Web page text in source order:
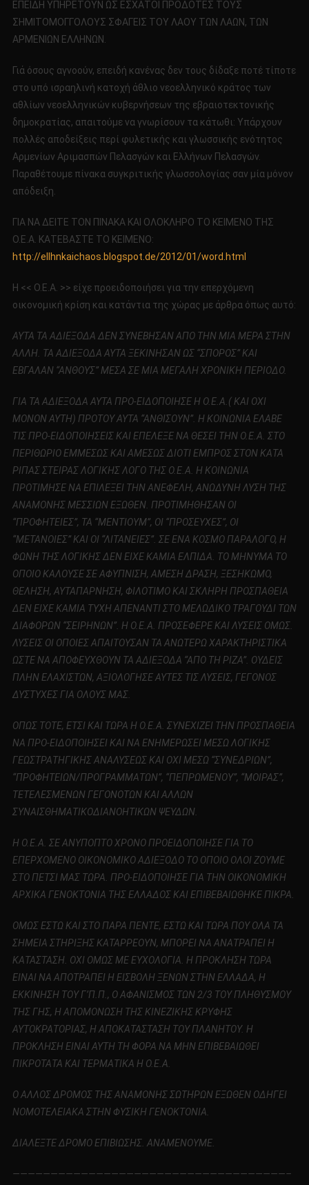
ΕΠΕΙΔΗ ΥΠΗΡΕΤΟΥΝ ΩΣ ΕΣΧΑΤΟΙ ΠΡΟΔΟΤΕΣ ΤΟΥΣ
ΣΗΜΙΤΟΜΟΓΓΟΛΟΥΣ ΣΦΑΓΕΙΣ ΤΟΥ ΛΑΟΥ ΤΩΝ ΛΑΩΝ, ΤΩΝ
ΑΡΜΕΝΙΩΝ ΕΛΛΗΝΩΝ.
Γιά όσους αγνοούν, επειδή κανένας δεν τους δίδαξε ποτέ τίποτε
στο υπό ισραηλινή κατοχή άθλιο νεοελληνικό κράτος των
αθλίων νεοελληνικών κυβερνήσεων της εβραιοτεκτονικής
δημοκρατίας, απαιτούμε να γνωρίσουν τα κάτωθι: Υπάρχουν
πολλές αποδείξεις περί φυλετικής και γλωσσικής ενότητος
Αρμενίων Αριμασπών Πελασγών και Ελλήνων Πελασγών.
Παραθέτουμε πίνακα συγκριτικής γλωσσολογίας σαν μία μόνον
απόδειξη.
ΓΙΑ ΝΑ ΔΕΙΤΕ ΤΟΝ ΠΙΝΑΚΑ ΚΑΙ ΟΛΟΚΛΗΡΟ ΤΟ ΚΕΙΜΕΝΟ ΤΗΣ
Ο.Ε.Α. ΚΑΤΕΒΑΣΤΕ ΤΟ ΚΕΙΜΕΝΟ:
http://ellhnkaichaos.blogspot.de/2012/01/word.html
Η << Ο.Ε.Α. >> είχε προειδοποιήσει για την επερχόμενη
οικονομική κρίση και κατάντια της χώρας με άρθρα όπως αυτό:
ΑΥΤΑ ΤΑ ΑΔΙΕΞΟΔΑ ΔΕΝ ΣΥΝΕΒΗΣΑΝ ΑΠΟ ΤΗΝ ΜΙΑ ΜΕΡΑ ΣΤΗΝ
ΑΛΛΗ. ΤΑ ΑΔΙΕΞΟΔΑ ΑΥΤΑ ΞΕΚΙΝΗΣΑΝ ΩΣ “ΣΠΟΡΟΣ” ΚΑΙ
ΕΒΓΑΛΑΝ “ΑΝΘΟΥΣ” ΜΕΣΑ ΣΕ ΜΙΑ ΜΕΓΑΛΗ ΧΡΟΝΙΚΗ ΠΕΡΙΟΔΟ.
ΓΙΑ ΤΑ ΑΔΙΕΞΟΔΑ ΑΥΤΑ ΠΡΟ-ΕΙΔΟΠΟΙΗΣΕ Η Ο.Ε.Α.( ΚΑΙ ΟΧΙ
ΜΟΝΟΝ ΑΥΤΗ) ΠΡΟΤΟΥ ΑΥΤΑ “ΑΝΘΙΣΟΥΝ”. Η ΚΟΙΝΩΝΙΑ ΕΛΑΒΕ
ΤΙΣ ΠΡΟ-ΕΙΔΟΠΟΙΗΣΕΙΣ ΚΑΙ ΕΠΕΛΕΞΕ ΝΑ ΘΕΣΕΙ ΤΗΝ Ο.Ε.Α. ΣΤΟ
ΠΕΡΙΘΩΡΙΟ ΕΜΜΕΣΩΣ ΚΑΙ ΑΜΕΣΩΣ ΔΙΟΤΙ ΕΜΠΡΟΣ ΣΤΟΝ ΚΑΤΑ
ΡΙΠΑΣ ΣΤΕΙΡΑΣ ΛΟΓΙΚΗΣ ΛΟΓΟ ΤΗΣ Ο.Ε.Α. Η ΚΟΙΝΩΝΙΑ
ΠΡΟΤΙΜΗΣΕ ΝΑ ΕΠΙΛΕΞΕΙ ΤΗΝ ΑΝΕΦΕΛΗ, ΑΝΩΔΥΝΗ ΛΥΣΗ ΤΗΣ
ΑΝΑΜΟΝΗΣ ΜΕΣΣΙΩΝ ΕΞΩΘΕΝ. ΠΡΟΤΙΜΗΘΗΣΑΝ ΟΙ
“ΠΡΟΦΗΤΕΙΕΣ”, ΤΑ “ΜΕΝΤΙΟΥΜ”, ΟΙ “ΠΡΟΣΕΥΧΕΣ”, ΟΙ
“ΜΕΤΑΝΟΙΕΣ” ΚΑΙ ΟΙ “ΛΙΤΑΝΕΙΕΣ”. ΣΕ ΕΝΑ ΚΟΣΜΟ ΠΑΡΑΛΟΓΟ, Η
ΦΩΝΗ ΤΗΣ ΛΟΓΙΚΗΣ ΔΕΝ ΕΙΧΕ ΚΑΜΙΑ ΕΛΠΙΔΑ. ΤΟ ΜΗΝΥΜΑ ΤΟ
ΟΠΟΙΟ ΚΑΛΟΥΣΕ ΣΕ ΑΦΥΠΝΙΣΗ, ΑΜΕΣΗ ΔΡΑΣΗ, ΞΕΣΗΚΩΜΟ,
ΘΕΛΗΣΗ, ΑΥΤΑΠΑΡΝΗΣΗ, ΦΙΛΟΤΙΜΟ ΚΑΙ ΣΚΛΗΡΗ ΠΡΟΣΠΑΘΕΙΑ
ΔΕΝ ΕΙΧΕ ΚΑΜΙΑ ΤΥΧΗ ΑΠΕΝΑΝΤΙ ΣΤΟ ΜΕΛΩΔΙΚΟ ΤΡΑΓΟΥΔΙ ΤΩΝ
ΔΙΑΦΟΡΩΝ “ΣΕΙΡΗΝΩΝ”. Η Ο.Ε.Α. ΠΡΟΣΕΦΕΡΕ ΚΑΙ ΛΥΣΕΙΣ ΟΜΩΣ.
ΛΥΣΕΙΣ ΟΙ ΟΠΟΙΕΣ ΑΠΑΙΤΟΥΣΑΝ ΤΑ ΑΝΩΤΕΡΩ ΧΑΡΑΚΤΗΡΙΣΤΙΚΑ
ΩΣΤΕ ΝΑ ΑΠΟΦΕΥΧΘΟΥΝ ΤΑ ΑΔΙΕΞΟΔΑ “ΑΠΟ ΤΗ ΡΙΖΑ”. ΟΥΔΕΙΣ
ΠΛΗΝ ΕΛΑΧΙΣΤΩΝ, ΑΞΙΟΛΟΓΗΣΕ ΑΥΤΕΣ ΤΙΣ ΛΥΣΕΙΣ, ΓΕΓΟΝΟΣ
ΔΥΣΤΥΧΕΣ ΓΙΑ ΟΛΟΥΣ ΜΑΣ.
ΟΠΩΣ ΤΟΤΕ, ΕΤΣΙ ΚΑΙ ΤΩΡΑ Η Ο.Ε.Α. ΣΥΝΕΧΙΖΕΙ ΤΗΝ ΠΡΟΣΠΑΘΕΙΑ
ΝΑ ΠΡΟ-ΕΙΔΟΠΟΙΗΣΕΙ ΚΑΙ ΝΑ ΕΝΗΜΕΡΩΣΕΙ ΜΕΣΩ ΛΟΓΙΚΗΣ
ΓΕΩΣΤΡΑΤΗΓΙΚΗΣ ΑΝΑΛΥΣΕΩΣ ΚΑΙ ΟΧΙ ΜΕΣΩ “ΣΥΝΕΔΡΙΩΝ”,
“ΠΡΟΦΗΤΕΙΩΝ/ΠΡΟΓΡΑΜΜΑΤΩΝ”, “ΠΕΠΡΩΜΕΝΟΥ”, “ΜΟΙΡΑΣ”,
ΤΕΤΕΛΕΣΜΕΝΩΝ ΓΕΓΟΝΟΤΩΝ ΚΑΙ ΑΛΛΩΝ
ΣΥΝΑΙΣΘΗΜΑΤΙΚΟΔΙΑΝΟΗΤΙΚΩΝ ΨΕΥΔΩΝ.
Η Ο.Ε.Α. ΣΕ ΑΝΥΠΟΠΤΟ ΧΡΟΝΟ ΠΡΟΕΙΔΟΠΟΙΗΣΕ ΓΙΑ ΤΟ
ΕΠΕΡΧΟΜΕΝΟ ΟΙΚΟΝΟΜΙΚΟ ΑΔΙΕΞΟΔΟ ΤΟ ΟΠΟΙΟ ΟΛΟΙ ΖΟΥΜΕ
ΣΤΟ ΠΕΤΣΙ ΜΑΣ ΤΩΡΑ. ΠΡΟ-ΕΙΔΟΠΟΙΗΣΕ ΓΙΑ ΤΗΝ ΟΙΚΟΝΟΜΙΚΗ
ΑΡΧΙΚΑ ΓΕΝΟΚΤΟΝΙΑ ΤΗΣ ΕΛΛΑΔΟΣ ΚΑΙ ΕΠΙΒΕΒΑΙΩΘΗΚΕ ΠΙΚΡΑ.
ΟΜΩΣ ΕΣΤΩ ΚΑΙ ΣΤΟ ΠΑΡΑ ΠΕΝΤΕ, ΕΣΤΩ ΚΑΙ ΤΩΡΑ ΠΟΥ ΟΛΑ ΤΑ
ΣΗΜΕΙΑ ΣΤΗΡΙΞΗΣ ΚΑΤΑΡΡΕΟΥΝ, ΜΠΟΡΕΙ ΝΑ ΑΝΑΤΡΑΠΕΙ Η
ΚΑΤΑΣΤΑΣΗ. ΟΧΙ ΟΜΩΣ ΜΕ ΕΥΧΟΛΟΓΙΑ. Η ΠΡΟΚΛΗΣΗ ΤΩΡΑ
ΕΙΝΑΙ ΝΑ ΑΠΟΤΡΑΠΕΙ Η ΕΙΣΒΟΛΗ ΞΕΝΩΝ ΣΤΗΝ ΕΛΛΑΔΑ, Η
ΕΚΚΙΝΗΣΗ ΤΟΥ Γ’Π.Π., Ο ΑΦΑΝΙΣΜΟΣ ΤΩΝ 2/3 ΤΟΥ ΠΛΗΘΥΣΜΟΥ
ΤΗΣ ΓΗΣ, Η ΑΠΟΜΟΝΩΣΗ ΤΗΣ ΚΙΝΕΖΙΚΗΣ ΚΡΥΦΗΣ
ΑΥΤΟΚΡΑΤΟΡΙΑΣ, Η ΑΠΟΚΑΤΑΣΤΑΣΗ ΤΟΥ ΠΛΑΝΗΤΟΥ. Η
ΠΡΟΚΛΗΣΗ ΕΙΝΑΙ ΑΥΤΗ ΤΗ ΦΟΡΑ ΝΑ ΜΗΝ ΕΠΙΒΕΒΑΙΩΘΕΙ
ΠΙΚΡΟΤΑΤΑ ΚΑΙ ΤΕΡΜΑΤΙΚΑ Η Ο.Ε.Α.
Ο ΑΛΛΟΣ ΔΡΟΜΟΣ ΤΗΣ ΑΝΑΜΟΝΗΣ ΣΩΤΗΡΩΝ ΕΞΩΘΕΝ ΟΔΗΓΕΙ
ΝΟΜΟΤΕΛΕΙΑΚΑ ΣΤΗΝ ΦΥΣΙΚΗ ΓΕΝΟΚΤΟΝΙΑ.
ΔΙΑΛΕΞΤΕ ΔΡΟΜΟ ΕΠΙΒΙΩΣΗΣ. ΑΝΑΜΕΝΟΥΜΕ.
————————————————————————————————————–